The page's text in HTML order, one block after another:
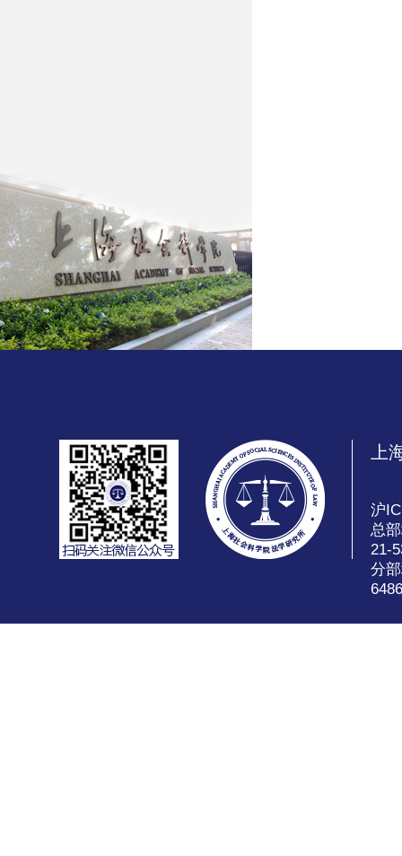
上
沪
总
21-
分